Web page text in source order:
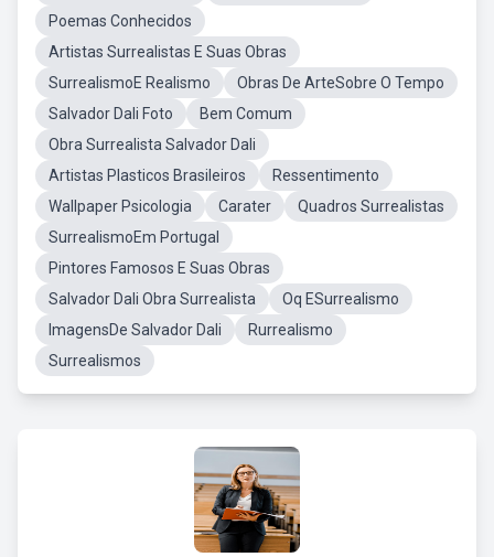
Poemas Conhecidos
Artistas Surrealistas E Suas Obras
SurrealismoE Realismo
Obras De ArteSobre O Tempo
Salvador Dali Foto
Bem Comum
Obra Surrealista Salvador Dali
Artistas Plasticos Brasileiros
Ressentimento
Wallpaper Psicologia
Carater
Quadros Surrealistas
SurrealismoEm Portugal
Pintores Famosos E Suas Obras
Salvador Dali Obra Surrealista
Oq ESurrealismo
ImagensDe Salvador Dali
Rurrealismo
Surrealismos